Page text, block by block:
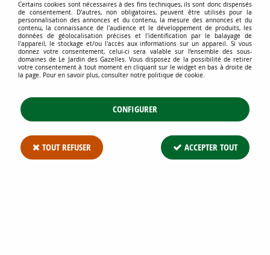
TRIER & FILTRER
5 articles sur 5
Certains cookies sont nécessaires à des fins techniques, ils sont donc dispensés
de consentement. D'autres, non obligatoires, peuvent être utilisés pour la
personnalisation des annonces et du contenu, la mesure des annonces et du
contenu, la connaissance de l'audience et le développement de produits, les
données de géolocalisation précises et l'identification par le balayage de
l'appareil, le stockage et/ou l'accès aux informations sur un appareil. Si vous
donnez votre consentement, celui-ci sera valable sur l’ensemble des sous-
domaines de Le Jardin des Gazelles. Vous disposez de la possibilité de retirer
votre consentement à tout moment en cliquant sur le widget en bas à droite de
la page. Pour en savoir plus, consulter notre politique de cookie.
CONFIGURER
TOUT REFUSER ACCEPTER TOUT